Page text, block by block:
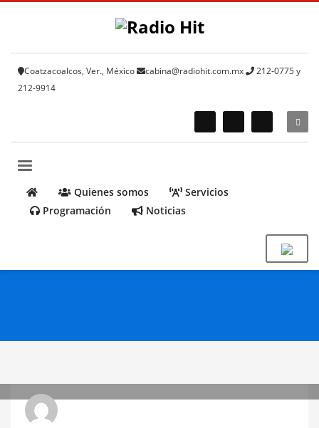
Coatzacoalcos, Ver., México cabina@radiohit.com.mx
212-0775 y
212-9914
Quienes somos
Servicios
Programación
Noticias
Radio Hit La Xplosiva 92.3 FM